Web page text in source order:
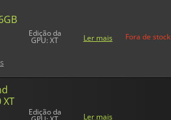
Edição da
GPU: XT Ler mais Fora de stock
XT
Edição da Ler mais